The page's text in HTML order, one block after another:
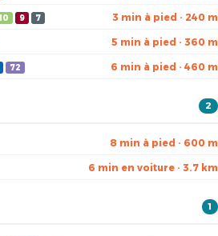
10 9 7 3 min à pied · 240 m
5 min à pied · 360 m
72 6 min à pied · 460 m
2
8 min à pied · 600 m
6 min en voiture · 3.7 km
1